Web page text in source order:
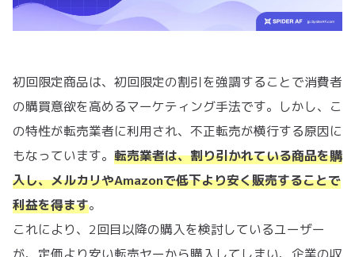
初回限定商品は、初回限定の割引を強調することで消費者
の購買意欲を高めるマーケティング手法です。しかし、こ
の特性が転売業者に利用され、不正転売が横行する原因に
もなっています。 転売業者は、割り引かれている商品を購
入し、メルカリやAmazonで低下より安く販売することで
利益を得ます。
これにより、2回目以降の購入を検討しているユーザー